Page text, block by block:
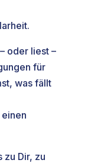
oder liest –
für
was fällt
zu Dir, zu